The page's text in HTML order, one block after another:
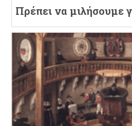
Πρέπει να μιλήσουμε